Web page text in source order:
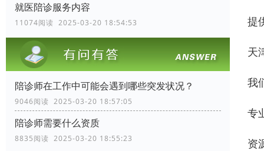
就医陪诊服务内容
11074阅读 2025-03-20 18:54:53
陪诊师在工作中可能会遇到哪些突发状况？
9046阅读 2025-03-20 18:57:05
陪诊师需要什么资质
8835阅读 2025-03-20 18:55:23
提
天
我
专
资